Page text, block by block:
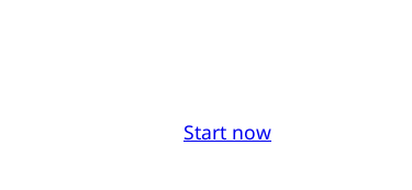
Start now